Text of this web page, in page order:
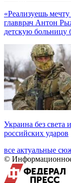
«Реализуешь
главврач Антон
детскую больницу
Украина без света
российских ударов
все актуальные
© Информационное